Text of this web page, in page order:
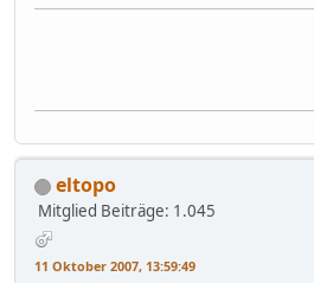
eltopo
Mitglied Beiträge: 1.045
11 Oktober 2007, 13:59:49